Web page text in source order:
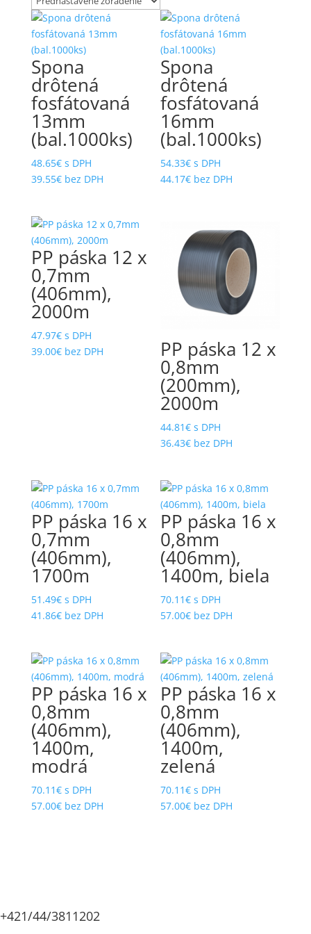
PLYNOVÉ SPONKOVAČKY
PNEUMATICKÉ KLINCOVAČKY A
SPONKOVAČKY EVERWIN
PNEUMATICKÉ KLINCOVAČKY
PNEUMATICKÉ MONTÁŽNE
ČALÚNNICKÉ STOLY
DREVENÉ KONŠTRUKCIE
NEREZOVÉ
POLYESTEROVÉ PÁSKY (PET)
POLYPROPYLENOVÉ PÁSKY (PP)
PRIEMYSELNÉ SPOJOVAČE
Prievlakové kotvy
SKRUTKO-KLINCE
Skrutkové kompresory Airmaster
INDUSTRY - na vzdušniku so
sušičkou
SKRUTKY NA TESÁRSKE KOVANIE
SKRUTKY NEREZOVÉ TERASOVÉ
SKRUTKY SÁDROKARTONOVÉ A
SKRUTKY UNIVERZÁLNE
záp.hlava, čiastočný závit, žltý
zinok,TORX
ŠPECIÁLNE NÁRADIE
ŠPECIÁLNE PRÍSTROJE
ŠPECIÁLNE SPOJOVAČE
ŠPIRÁLOVÉ HADICE
SPONA TYP 11
MANIPULÁTORY A OTÁČAČE
MATICE 6-hranné DIN934
MATICE 6-hranné DIN934
NEREZOVÉ
MECHANICKÉ SPONKOVAČKY
MERACIE A PREVÍJACIE STROJE
NARÁŽACIE MATICE PRE RUČNÉ
NABÍJANIE
NARÁŽACIE MATICE PRE
STROJOVÉ NARÁŽANIE
NARÁŽACIE MATICE V PÁSE
Nezaradené
OBALOVÝ MATERIÁL
PALETOVÉ REZIVO
PÁSKOVAČE A NAPÍNAČE
PÁSKOVAČE NA (PP) A (PET)
PÁSKOVAČE NA OCEĽOVÚ PÁSKU
PÁSKOVANÉ KLINCE LEPENKOVÉ
PÁSKOVANÉ KLINCE S D-HLAVOU
PÁSKOVANÉ KLINCE ŠPECIÁLNE
PÁSKOVANÉ KLINCE V
TERMOPLASTE 21°
PÁSKOVANÉ KLINCE VO ZVITKU
PÁSOVÉ REZACIE STROJE NA
TKANINY
PENOVÉ FÓLIE
PLYNOVÉ KLINCOVAČKY
Spona
drôtená
fosfátovaná
13mm
(bal.1000ks)
48.65€s DPH
39.55€bez DPH
Spona
drôtená
fosfátovaná
16mm
(bal.1000ks)
54.33€ s DPH
44.17€ bez DPH
PP páska 12 x
0,7mm
(406mm),
2000m
47.97€s DPH
39.00€bez DPH PP páska 12 x
0,8mm
(200mm),
2000m
44.81€ s DPH
36.43€ bez DPH
PP páska 16 x
0,7mm
(406mm),
1700m
51.49€s DPH
41.86€bez DPH
PP páska 16 x
0,8mm
(406mm),
1400m, biela
70.11€ s DPH
57.00€ bez DPH
PP páska 16 x
0,8mm
(406mm),
1400m,
modrá
70.11€s DPH
57.00€bez DPH
PP páska 16 x
0,8mm
(406mm),
1400m,
zelená
70.11€ s DPH
57.00€ bez DPH
+421/44/3811202